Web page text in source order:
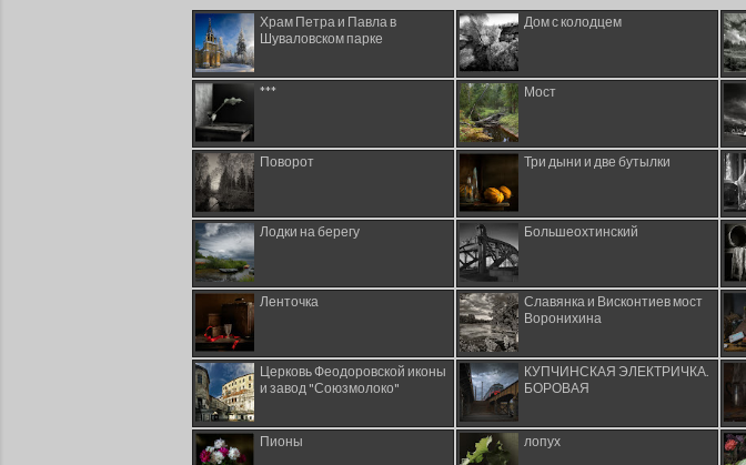
Храм Петра и Павла в
Шуваловском парке
Дом с колодцем
*** Мост
Поворот Три дыни и две бутылки
Лодки на берегу Большеохтинский
Ленточка
Славянка и Висконтиев мост
Воронихина
Церковь Феодоровской иконы
и завод "Союзмолоко"
КУПЧИНСКАЯ ЭЛЕКТРИЧКА.
БОРОВАЯ
Пионы лопух